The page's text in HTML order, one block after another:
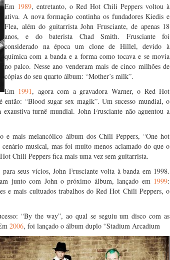
Em 1989, entretanto, o Red Hot Chili Peppers voltou à
ativa. A nova formação continha os fundadores Kiedis e
Flea, além do guitarrista John Frusciante, de apenas 18
anos, e do baterista Chad Smith. Frusciante foi
considerado na época um clone de Hillel, devido à
química com a banda e a forma como tocava e se movia
no palco. Nesse ano venderam mais de cinco milhões de
cópias do seu quarto álbum: “Mother’s milk”.
Em 1991, agora com a gravadora Warner, o Red Hot
“Blood sugar sex magik”. Um sucesso mundial, o
turnê mundial. John Frusciante não aguentou a
mais melancólico álbum dos Chili Peppers, “One hot
musical, mas foi muito menos aclamado do que o
Chili Peppers fica mais uma vez sem guitarrista.
seus vícios, John Frusciante volta à banda em 1998.
junto com John o próximo álbum, lançado em 1999:
e mais cultuados trabalhos do Red Hot Chili Peppers, o
“By the way”, ao qual se seguiu um disco com as
2006, foi lançado o álbum duplo “Stadium Arcadium